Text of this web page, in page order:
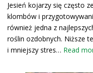
Jesień kojarzy się często
klombów i
również jedna z
roślin ozdobnych. Niższe
i mniejszy stres… Read